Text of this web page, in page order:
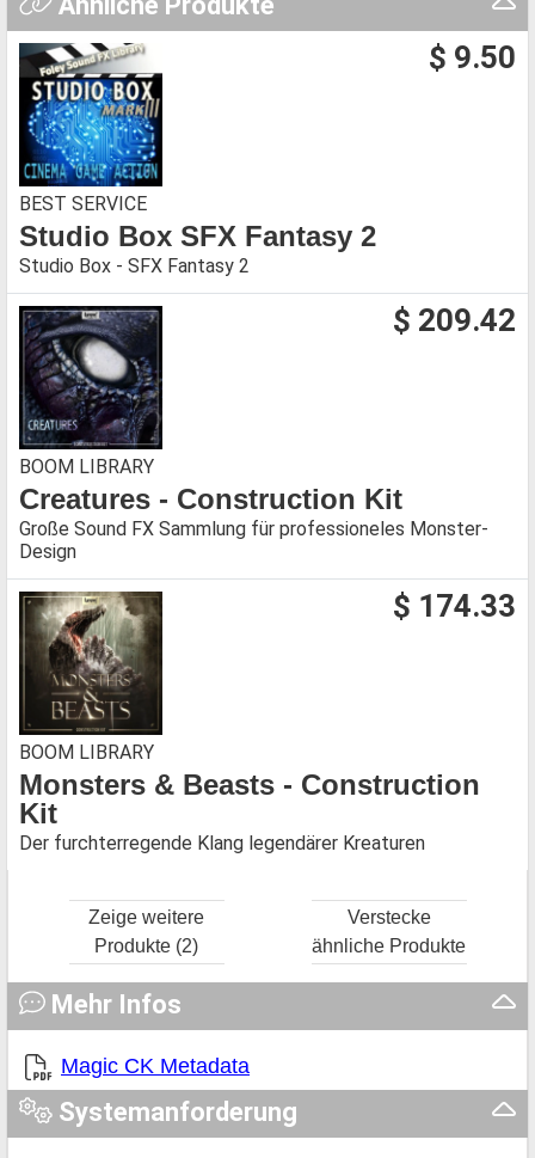
$ 9.50
BEST SERVICE
Studio Box SFX Fantasy 2
Studio Box - SFX Fantasy 2
$ 209.42
BOOM LIBRARY
Creatures - Construction Kit
Große Sound FX Sammlung für professioneles Monster-
Design
$ 174.33
BOOM LIBRARY
Monsters & Beasts - Construction
Kit
Der furchterregende Klang legendärer Kreaturen
Zeige weitere
Produkte (2)
Verstecke
ähnliche Produkte
Mehr Infos
Magic CK Metadata
Systemanforderung